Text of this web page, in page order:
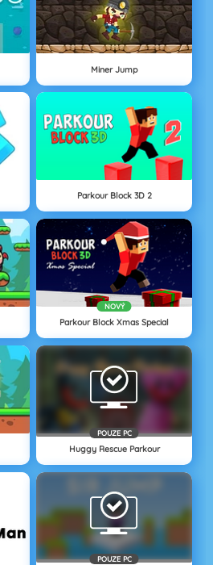
Miner Jump
Parkour Block 3D 2
NOVÝ
Parkour Block Xmas Special
POUZE PC
Huggy Rescue Parkour
POUZE PC